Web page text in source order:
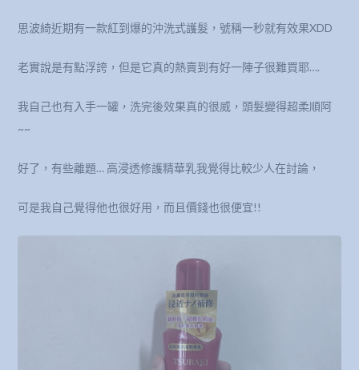
思波綺近期有一款紅到爆的沖洗式護髮，號稱一秒就有效果XDD
老實說是有點浮誇，但是它真的熱賣到有好一陣子很難買耶….
我自己也有入手一罐，洗完後效果真的很威，頭髮變得超柔順阿
~~
好了，有些離題… 高浸透修護精華乳我覺得比較少人在討論，
可是我自己覺得他也很好用，而且價錢也很便宜!!